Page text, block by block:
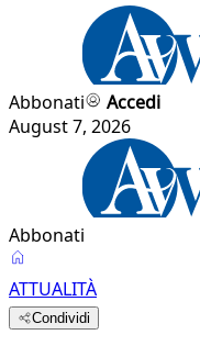
Abbonati
Accedi
August 7, 2026
Abbonati
ATTUALITÀ
Condividi